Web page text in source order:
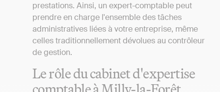
prestations. Ainsi, un expert-comptable peut
prendre en charge l'ensemble des tâches
administratives liées à votre entreprise, même
celles traditionnellement dévolues au contrôleur
de gestion.
Le rôle du cabinet d'expertise